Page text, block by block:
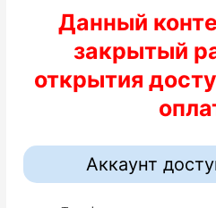
Данный
закрытый
открытия
Аккаунт